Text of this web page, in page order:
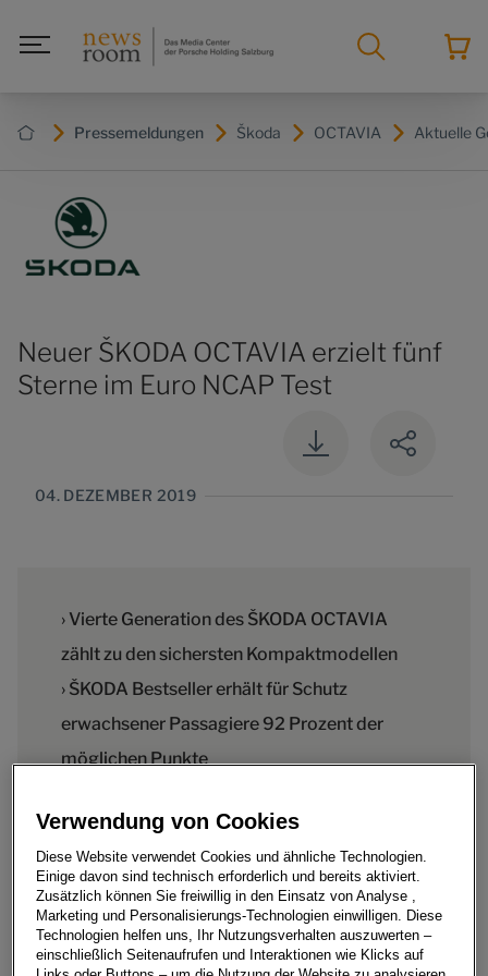
Pressemeldungen Škoda OCTAVIA Aktuelle
Neuer ŠKODA OCTAVIA erzielt fünf
Sterne im Euro NCAP Test
04. DEZEMBER 2019
› Vierte Generation des ŠKODA OCTAVIA
zählt zu den sichersten Kompaktmodellen
› ŠKODA Bestseller erhält für Schutz
erwachsener Passagiere 92 Prozent der
möglichen Punkte
den Insassenschutz von Kindern in der
absoluten Spitzengruppe
Verwendung von Cookies
Diese Website verwendet Cookies und ähnliche Technologien.
Einige davon sind technisch erforderlich und bereits aktiviert.
Zusätzlich können Sie freiwillig in den Einsatz von Analyse ,
Marketing und Personalisierungs-Technologien einwilligen. Diese
Technologien helfen uns, Ihr Nutzungsverhalten auszuwerten –
einschließlich Seitenaufrufen und Interaktionen wie Klicks auf